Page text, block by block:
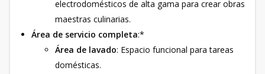
electrodomésticos de alta gama para crear obras
maestras culinarias.
Área de servicio completa:*
Área de lavado: Espacio funcional para tareas
domésticas.